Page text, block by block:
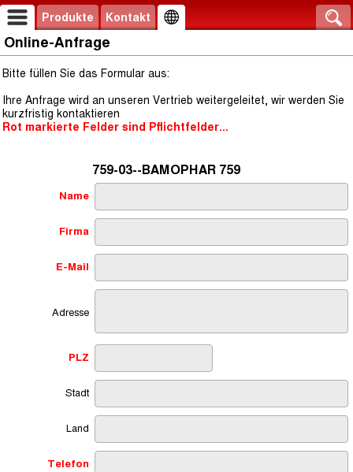
Produkte Kontakt
Online-Anfrage
Bitte füllen Sie das Formular aus:
Ihre Anfrage wird an unseren Vertrieb weitergeleitet, wir werden Sie
kurzfristig kontaktieren
Rot markierte Felder sind Pflichtfelder...
759-03--BAMOPHAR 759
Name
Firma
E-Mail
Adresse
PLZ
Stadt
Land
Telefon